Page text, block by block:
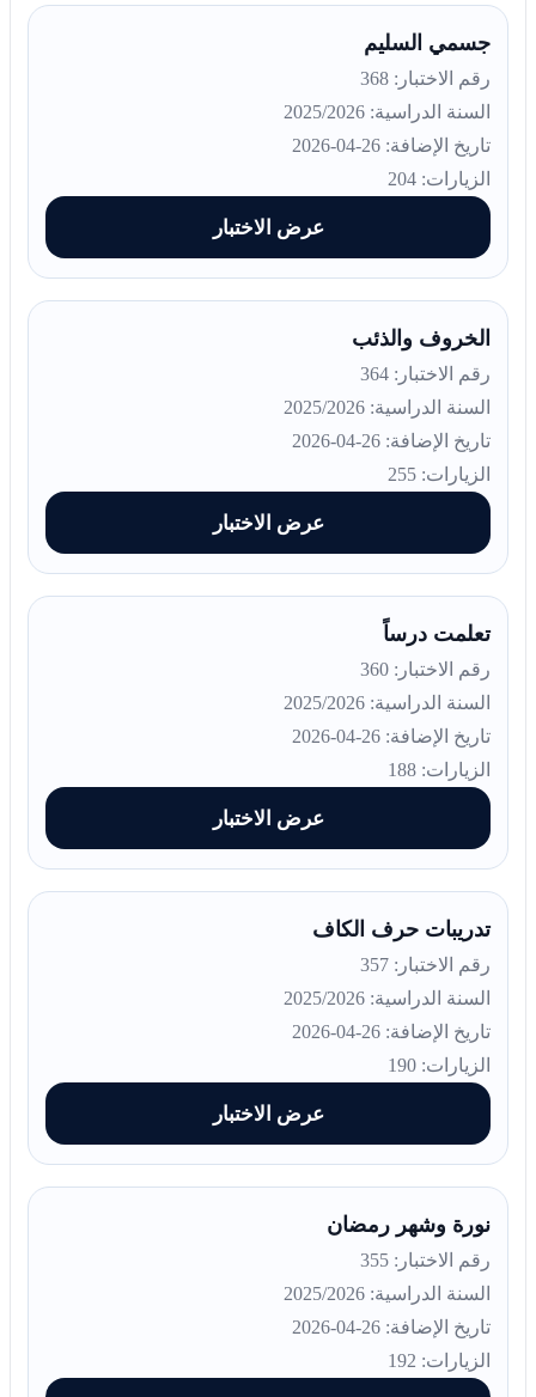
جسمي السليم
رقم الاختبار: 368
السنة الدراسية: 2025/2026
تاريخ الإضافة: 26-04-2026
الزيارات: 204
عرض الاختبار
الخروف والذئب
رقم الاختبار: 364
السنة الدراسية: 2025/2026
تاريخ الإضافة: 26-04-2026
الزيارات: 255
عرض الاختبار
تعلمت درساً
رقم الاختبار: 360
السنة الدراسية: 2025/2026
تاريخ الإضافة: 26-04-2026
الزيارات: 188
عرض الاختبار
تدريبات حرف الكاف
رقم الاختبار: 357
السنة الدراسية: 2025/2026
تاريخ الإضافة: 26-04-2026
الزيارات: 190
عرض الاختبار
نورة وشهر رمضان
رقم الاختبار: 355
السنة الدراسية: 2025/2026
تاريخ الإضافة: 26-04-2026
الزيارات: 192